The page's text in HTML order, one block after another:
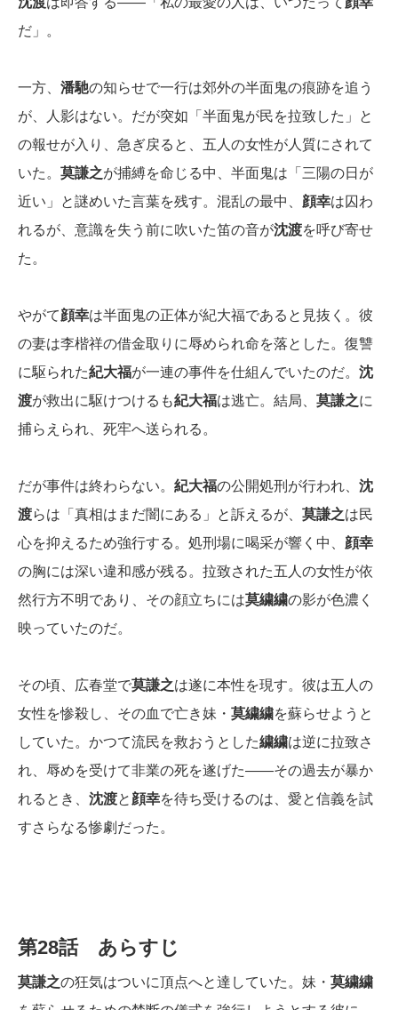
だ」。
一方、 潘馳の知らせで一行は郊外の半面鬼の痕跡を追う
が、人影はない。だが突如「半面鬼が民を拉致した」と
の報せが入り、急ぎ戻ると、五人の女性が人質にされて
いた。 莫謙之が捕縛を命じる中、半面鬼は「三陽の日が
近い」と謎めいた言葉を残す。混乱の最中、 顔幸は囚わ
れるが、意識を失う前に吹いた笛の音が沈渡を呼び寄せ
た。
やがて顔幸は半面鬼の正体が紀大福であると見抜く。彼
の妻は李楷祥の借金取りに辱められ命を落とした。復讐
に駆られた紀大福が一連の事件を仕組んでいたのだ。 沈
渡が救出に駆けつけるも紀大福は逃亡。結局、 莫謙之に
捕らえられ、死牢へ送られる。
だが事件は終わらない。 紀大福の公開処刑が行われ、 沈
渡らは「真相はまだ闇にある」と訴えるが、 莫謙之は民
心を抑えるため強行する。処刑場に喝采が響く中、 顔幸
の胸には深い違和感が残る。拉致された五人の女性が依
然行方不明であり、その顔立ちには莫繍繍の影が色濃く
映っていたのだ。
その頃、広春堂で莫謙之は遂に本性を現す。彼は五人の
女性を惨殺し、その血で亡き妹・ 莫繍繍を蘇らせようと
していた。かつて流民を救おうとした繍繍は逆に拉致さ
れ、辱めを受けて非業の死を遂げた――その過去が暴か
れるとき、 沈渡と 顔幸を待ち受けるのは、愛と信義を試
すさらなる惨劇だった。
第28話 あらすじ
莫謙之の狂気はついに頂点へと達していた。妹・ 莫繍繍